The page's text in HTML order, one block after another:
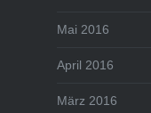
Mai 2016
April 2016
März 2016